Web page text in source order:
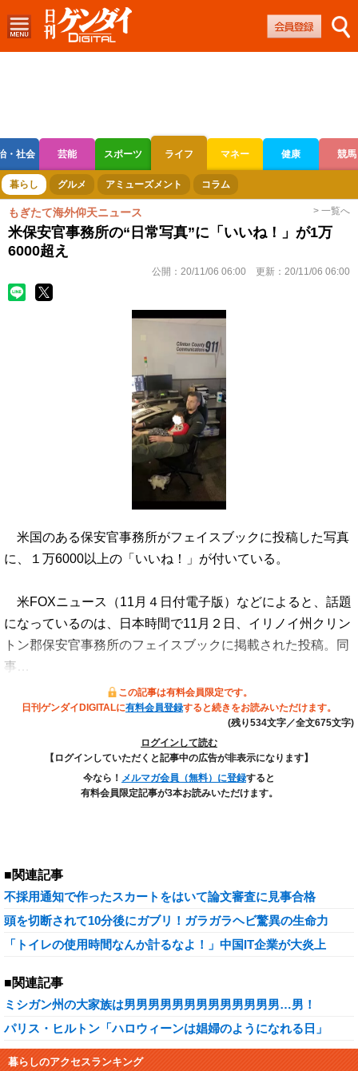
・社会 芸能 スポーツ ライフ マネー 健康 競馬
ボートレース 競輪 オートレース
暮らし グルメ アミューズメント コラム
もぎたて海外仰天ニュース > 一覧へ
米保安官事務所の“日常写真”に「いいね！」が1万
6000超え
公開： 20/11/06 06:00 更新： 20/11/06 06:00
米国のある保安官事務所がフェイスブックに投稿した写真
に、１万6000以上の「いいね！」が付いている。
米FOXニュース（11月４日付電子版）などによると、話題
になっているのは、日本時間で11月２日、イリノイ州クリン
トン郡保安官事務所のフェイスブックに掲載された投稿。同
事…
この記事は有料会員限定です。
日刊ゲンダイDIGITALに有料会員登録すると続きをお読みいただけます。
(残り534文字／全文675文字)
ログインして読む
【ログインしていただくと記事中の広告が非表示になります】
今なら！ メルマガ会員（無料）に登録すると
有料会員限定記事が3本お読みいただけます。
■関連記事
不採用通知で作ったスカートをはいて論文審査に見事合格
頭を切断されて10分後にガブリ！ガラガラヘビ驚異の生命力
「トイレの使用時間なんか計るなよ！」中国IT企業が大炎上
■関連記事
ミシガン州の大家族は男男男男男男男男男男男男男…男！
パリス・ヒルトン「ハロウィーンは娼婦のようになれる日」
暮らしのアクセスランキング